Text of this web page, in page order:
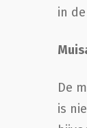
in
De
is